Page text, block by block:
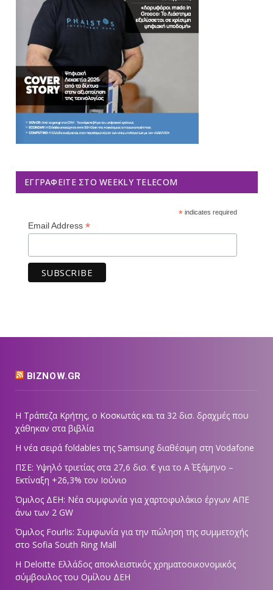
ΕΓΓΡΑΦΕΊΤΕ ΣΤΟ WEEKLY TELECOM
*indicates required
Email Address *
BIZNOW.GR
Η Τράπεζα Κρήτης, ο Κοσκωτάς και τα 32 δισ. δραχμές που
χάθηκαν στα βιβλία
Η νέα σειρά foldables της Samsung διαθέσιμη στη Vodafone
ΠΣΕ: Υψηλό τριετίας στα 27,6 δισ. € για το Α΄ Εξάμηνο –
Εκτίναξη +26,3% τον Ιούνιο
Όμιλος ΔΕΗ: Νέα συμφωνία για χαρτοφυλάκιο έργων ΑΠΕ
άνω των 2 GW
Όμιλος Fourlis: Συμφωνία για την πώληση της συμμετοχής
στο Sofia South Ring Mall
Η Deloitte Ελλάδος αποκλειστικός χρηματοοικονομικός
σύμβουλος του Ομίλου ΔΕΗ